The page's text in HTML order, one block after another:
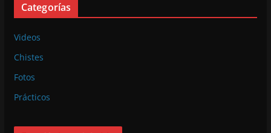
Categorías
Videos
Chistes
Fotos
Prácticos